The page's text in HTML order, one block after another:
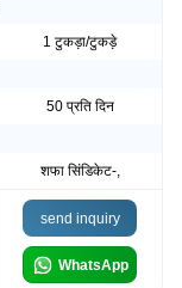
1 टुकड़ा/टुकड़े
50 प्रति दिन
शफा सिंडिकेट-,
send inquiry
WhatsApp